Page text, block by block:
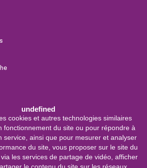
undefined
cookies et autres technologies similaires
fonctionnement du site ou pour répondre à
service, ainsi que pour mesurer et analyser
du site, vous proposer sur le site du
les services de partage de vidéo, afficher